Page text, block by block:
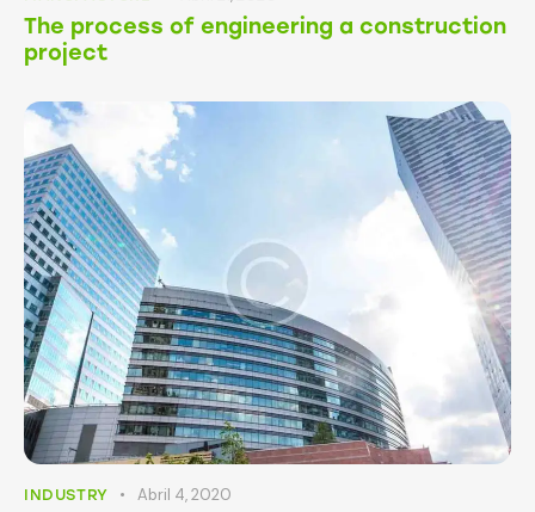
The process of engineering a construction
project
INDUSTRY Abril 4, 2020